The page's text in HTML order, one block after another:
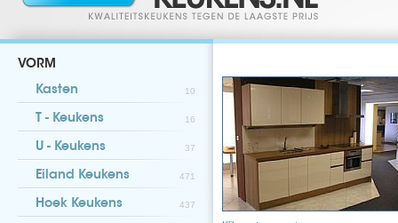
VORM
Kasten 10
T - Keukens 16
U - Keukens 37
Eiland Keukens 471
Hoek Keukens 437